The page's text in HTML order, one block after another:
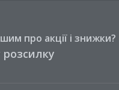
про акції і знижки?